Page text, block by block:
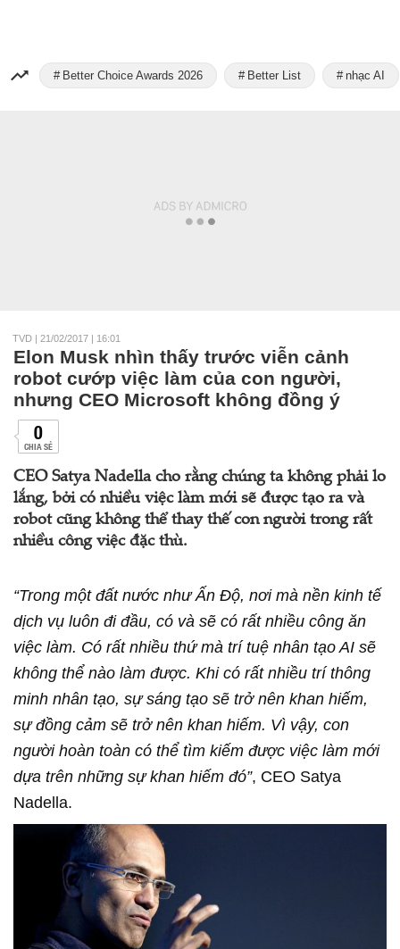
Better Choice Awards 2026 Better List nhạc AI
TVD | 21/02/2017 | 16:01
Elon Musk nhìn thấy trước viễn cảnh
robot cướp việc làm của con người,
nhưng CEO Microsoft không đồng ý
0
CHIA SẺ
CEO Satya Nadella cho rằng chúng ta không phải lo
lắng, bởi có nhiều việc làm mới sẽ được tạo ra và
robot cũng không thể thay thế con người trong rất
nhiều công việc đặc thù.
“Trong một đất nước như Ấn Độ, nơi mà nền kinh tế
dịch vụ luôn đi đầu, có và sẽ có rất nhiều công ăn
việc làm. Có rất nhiều thứ mà trí tuệ nhân tạo AI sẽ
không thể nào làm được. Khi có rất nhiều trí thông
minh nhân tạo, sự sáng tạo sẽ trở nên khan hiếm,
sự đồng cảm sẽ trở nên khan hiếm. Vì vậy, con
người hoàn toàn có thể tìm kiếm được việc làm mới
dựa trên những sự khan hiếm đó”, CEO Satya
Nadella.